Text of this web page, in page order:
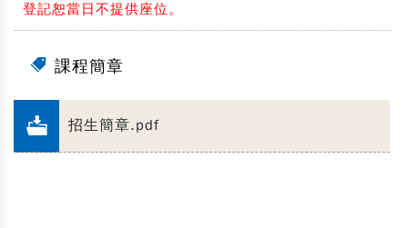
登記恕當日不提供座位。
課程簡章
招生簡章.pdf